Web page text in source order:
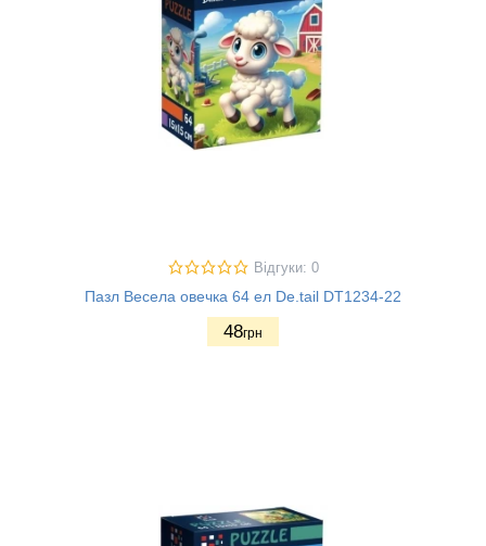
Відгуки: 0
Пазл Весела овечка 64 ел De.tail DT1234-22
48грн